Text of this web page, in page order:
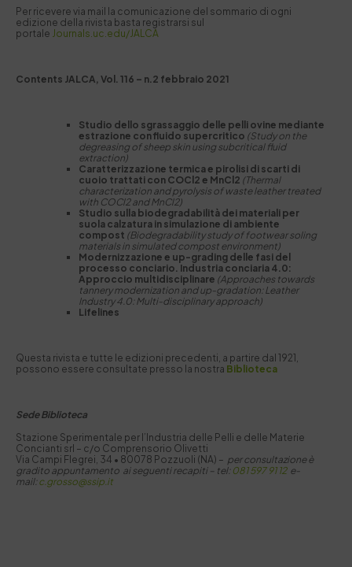
Per ricevere via mail la comunicazione del sommario di ogni
edizione della rivista basta registrarsi sul
portale Journals.uc.edu/JALCA
Contents JALCA, Vol. 116 – n.2 febbraio 2021
Studio dello sgrassaggio delle pelli ovine mediante
estrazione con fluido supercritico (Study on the
degreasing of sheep skin using subcritical fluid
extraction)
Caratterizzazione termica e pirolisi di scarti di
cuoio trattati con COCl2 e MnCl2 (Thermal
characterization and pyrolysis of waste leather treated
with COCl2 and MnCl2)
Studio sulla biodegradabilità dei materiali per
suola calzatura in simulazione di ambiente
compost (Biodegradability study of footwear soling
materials in simulated compost environment)
Modernizzazione e up-grading delle fasi del
processo conciario. Industria conciaria 4.0:
Approccio multidisciplinare (Approaches towards
tannery modernization and up-gradation: Leather
Industry 4.0: Multi-disciplinary approach)
Lifelines
Questa rivista e tutte le edizioni precedenti, a partire dal 1921,
possono essere consultate presso la nostra Biblioteca
Sede Biblioteca
Stazione Sperimentale per I’Industria delle Pelli e delle Materie
Concianti srl – c/o Comprensorio Olivetti
Via Campi Flegrei, 34 • 80078 Pozzuoli (NA) – per consultazione è
gradito appuntamento ai seguenti recapiti – tel: 081 597 91 12e-
mail:c.grosso@ssip.it